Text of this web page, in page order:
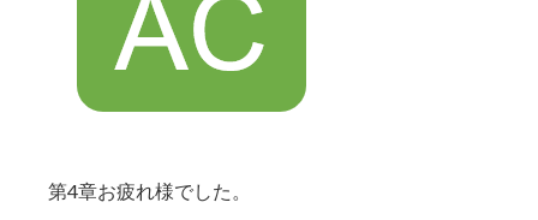
第4章お疲れ様でした。